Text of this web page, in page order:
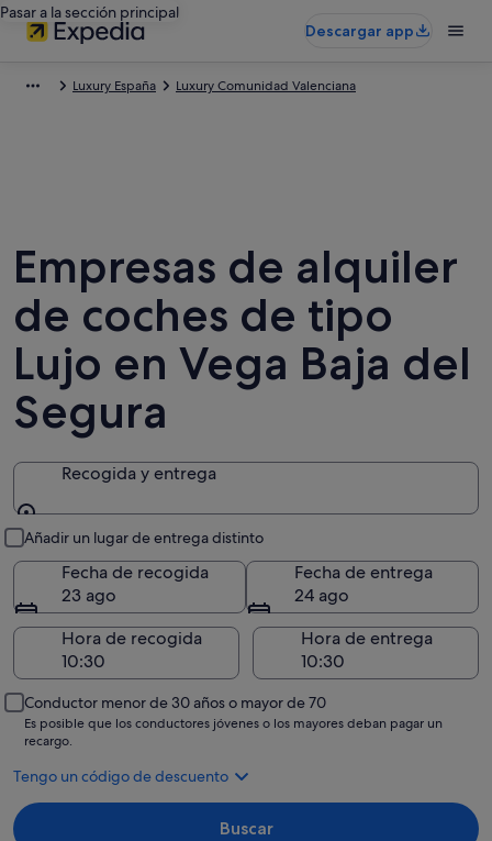
Pasar a la sección principal
Descargar app
Luxury España Luxury Comunidad Valenciana
Empresas de alquiler
de coches de tipo
Lujo en Vega Baja del
Segura
Recogida y entrega
Añadir un lugar de entrega distinto
Fecha de recogida
23 ago
Fecha de entrega
24 ago
Hora de recogida
Hora de entrega
Conductor menor de 30 años o mayor de 70
Es posible que los conductores jóvenes o los mayores deban pagar un
recargo.
Tengo un código de descuento
Buscar